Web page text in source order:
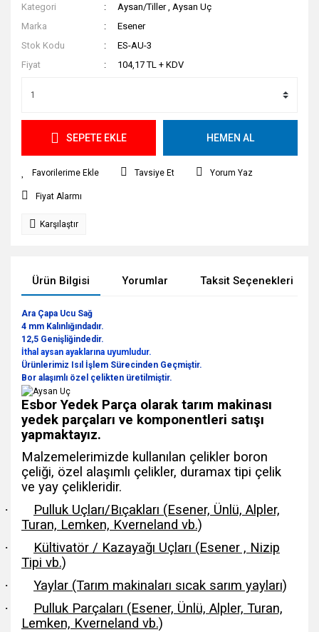
Kategori Aysan/Tiller ,Aysan Uç
Marka
Esener
Stok Kodu
ES-AU-3
Fiyat
104,17 TL + KDV
SEPETE EKLE HEMEN AL
Tavsiye Et Yorum Yaz
Fiyat Alarmı
Karşılaştır
Ürün Bilgisi Yorumlar Taksit Seçenekleri
Ara Çapa Ucu Sağ
4 mm Kalınlığındadır.
12,5 Genişliğindedir.
İthal aysan ayaklarına uyumludur.
Ürünlerimiz Isıl İşlem Sürecinden Geçmiştir.
Bor alaşımlı özel çelikten üretilmiştir.
Esbor Yedek Parça olarak tarım makinası
yedek parçaları ve komponentleri satışı
yapmaktayız.
Malzemelerimizde kullanılan çelikler boron
çeliği, özel alaşımlı çelikler, duramax tipi çelik
ve yay çelikleridir.
·
Pulluk Uçları/Bıçakları (Esener, Ünlü, Alpler,
Turan, Lemken, Kverneland vb.)
·
Kültivatör / Kazayağı Uçları (Esener , Nizip
Tipi vb.)
· Yaylar (Tarım makinaları sıcak sarım yayları)
·
Pulluk Parçaları (Esener, Ünlü, Alpler, Turan,
Lemken, Kverneland vb.)